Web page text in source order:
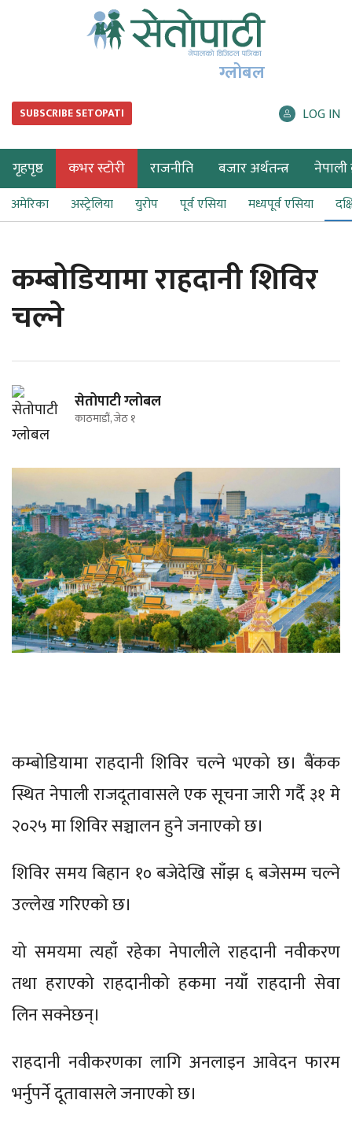
ग्लोबल
SUBSCRIBE SETOPATI LOG IN
गृहपृष्ठ कभर स्टोरी राजनीति बजार अर्थतन्त्र नेपाली
अमेरिका अस्ट्रेलिया युरोप पूर्व एसिया मध्यपूर्व एसिया
कम्बोडियामा राहदानी शिविर
चल्ने
सेतोपाटी ग्लोबल
काठमाडौं, जेठ १
कम्बोडियामा राहदानी शिविर चल्ने भएको छ। बैंकक
स्थित नेपाली राजदूतावासले एक सूचना जारी गर्दै ३१ मे
२०२५ मा शिविर सञ्चालन हुने जनाएको छ।
शिविर समय बिहान १० बजेदेखि साँझ ६ बजेसम्म चल्ने
उल्लेख गरिएको छ।
यो समयमा त्यहाँ रहेका नेपालीले राहदानी नवीकरण
तथा हराएको राहदानीको हकमा नयाँ राहदानी सेवा
लिन सक्नेछन्।
राहदानी नवीकरणका लागि अनलाइन आवेदन फारम
भर्नुपर्ने दूतावासले जनाएको छ।